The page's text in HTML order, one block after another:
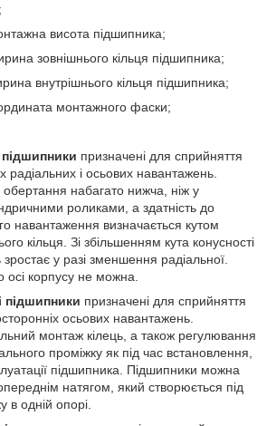
висота підшипника;
зовнішнього кільця підшипника;
внутрішнього кільця підшипника;
монтажного фаски;
підшипники призначені для сприйняття
радіальних і осьових навантажень.
набагато нижча, ніж у
роликами, а здатність до
навантаження визначається кутом
кільця. Зі збільшенням кута конусності
у разі зменшення радіальної.
корпусу не можна.
підшипники призначені для сприйняття
осьових навантажень.
монтаж кілець, а також регулювання
проміжку як під час встановлення,
підшипника. Підшипники можна
натягом, який створюється під
в одній опорі.